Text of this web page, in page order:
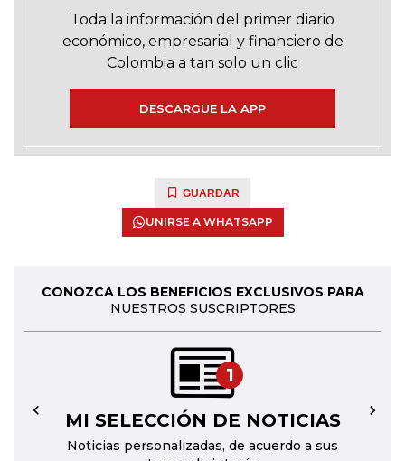
Toda la información del primer diario
económico, empresarial y financiero de
Colombia a tan solo un clic
DESCARGUE LA APP
GUARDAR
UNIRSE A WHATSAPP
CONOZCA LOS BENEFICIOS EXCLUSIVOS PARA
NUESTROS SUSCRIPTORES
1
MI SELECCIÓN DE NOTICIAS
Noticias personalizadas, de acuerdo a sus
← →